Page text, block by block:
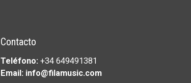
Contacto
Teléfono: +34 649491381
Email: info@filamusic.com